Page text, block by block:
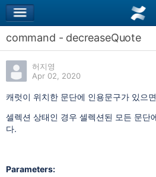
command - decreaseQuote
허지영
Apr 02, 2020
캐럿이 위치한 문단에 인용문구가 있으
셀렉션 상태인 경우 셀렉션된 모든 문단
다.
Parameters: